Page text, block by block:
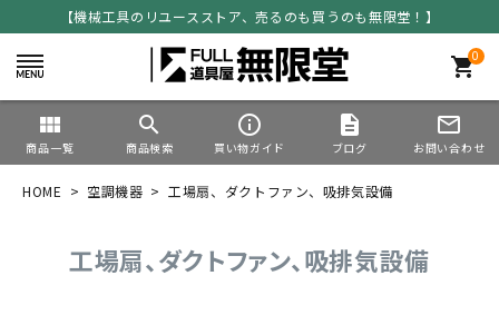
【機械工具のリユースストア、売るのも買うのも無限堂！】
0
shopping_cart
view_module
商品一覧
search
商品検索
info_outline
買い物ガイド
description
ブログ
mail_outline
お問い合わせ
HOME 空調機器 工場扇、ダクトファン、吸排気設備
工場扇、ダクトファン、吸排気設備